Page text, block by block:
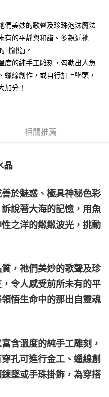
運費
們美妙的歌聲及珍珠泡沫魔法
有的平靜與和諧。多親近祂
｢愉悅｣。
度的純手工雕刻，勾勒出人魚
蠟線創作，或自行加上墜頭，
加分！
相關推薦
晶
於魅惑、極具神秘色彩
說著大海的記憶，用魚
之洋的粼粼波光，挑動
，祂們美妙的歌聲及珍
令人感受前所未有的平
悟生命中的那出自靈魂
含溫度的純手工雕刻，
孔可進行金工、蠟線創
墜或手珠掛飾，為穿搭